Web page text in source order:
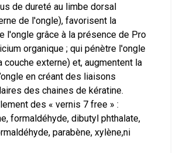
de dureté au limbe dorsal
de l'ongle), favorisent la
l'ongle grâce à la présence de Pro
organique ; qui pénètre l'ongle
couche externe) et, augmentent la
en créant des liaisons
des chaines de kératine.
des « vernis 7 free » :
formaldéhyde, dibutyl phthalate,
parabène, xylène,ni